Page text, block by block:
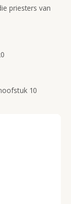
priesters van
10